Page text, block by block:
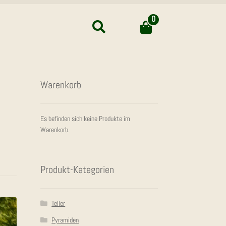
Suchen 0
Waren­korb
Es befinden sich keine Produkte im
Warenkorb.
Pro­dukt-Kate­go­rien
Teller
Pyramiden